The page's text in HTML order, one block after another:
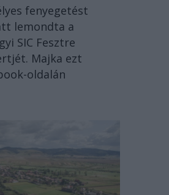
fenyegetést
lemondta a
SIC Fesztre
Majka ezt
oldalán